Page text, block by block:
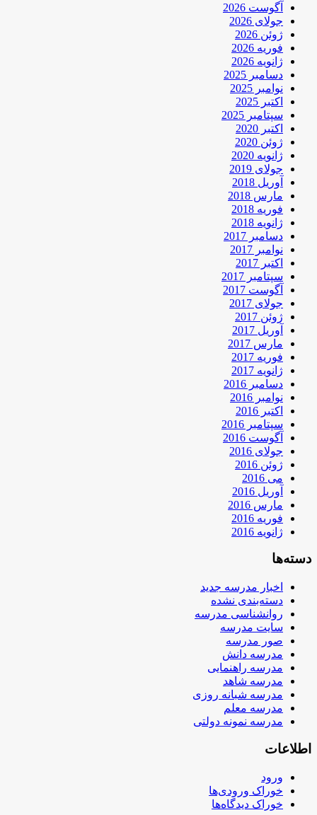
آگوست 2026
جولای 2026
ژوئن 2026
فوریه 2026
ژانویه 2026
دسامبر 2025
نوامبر 2025
اکتبر 2025
سپتامبر 2025
اکتبر 2020
ژوئن 2020
ژانویه 2020
جولای 2019
آوریل 2018
مارس 2018
فوریه 2018
ژانویه 2018
دسامبر 2017
نوامبر 2017
اکتبر 2017
سپتامبر 2017
آگوست 2017
جولای 2017
ژوئن 2017
آوریل 2017
مارس 2017
فوریه 2017
ژانویه 2017
دسامبر 2016
نوامبر 2016
اکتبر 2016
سپتامبر 2016
آگوست 2016
جولای 2016
ژوئن 2016
می 2016
آوریل 2016
مارس 2016
فوریه 2016
ژانویه 2016
دسته‌ها
اخبار مدرسه جدید
دسته‌بندی نشده
روانشناسی مدرسه
سایت مدرسه
صور مدرسه
مدرسه دانش
مدرسه راهنمایی
مدرسه شاهد
مدرسه شبانه روزی
مدرسه معلم
مدرسه نمونه دولتی
اطلاعات
ورود
خوراک ورودی‌ها
خوراک دیدگاه‌ها